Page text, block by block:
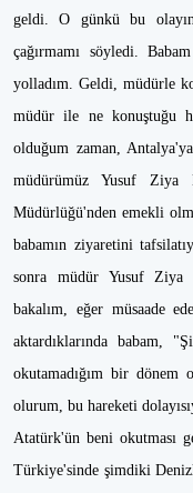
geldi. O günkü bu
çağırmamı söyledi.
yolladım. Geldi, müdürle
müdür ile ne konuştuğu
olduğum zaman,
müdürümüz Yusuf
Müdürlüğü'nden emekli
babamın ziyaretini
sonra müdür Yusuf Ziya
bakalım, eğer müsaade
aktardıklarında babam,
okutamadığım bir dönem
olurum, bu hareketi
Atatürk'ün beni okutması
Türkiye'sinde şimdiki